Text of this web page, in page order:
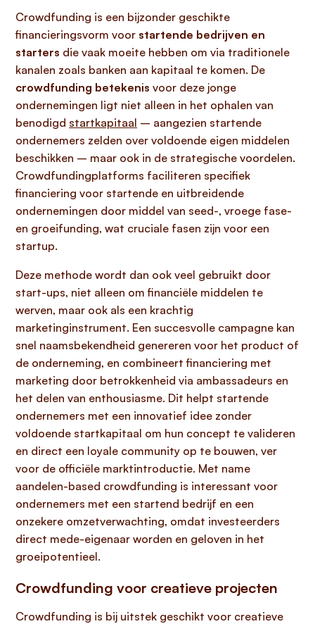
Crowdfunding is een bijzonder geschikte
financieringsvorm voor startende bedrijven en
starters die vaak moeite hebben om via traditionele
kanalen zoals banken aan kapitaal te komen. De
crowdfunding betekenis voor deze jonge
ondernemingen ligt niet alleen in het ophalen van
benodigd startkapitaal – aangezien startende
ondernemers zelden over voldoende eigen middelen
beschikken – maar ook in de strategische voordelen.
Crowdfundingplatforms faciliteren specifiek
financiering voor startende en uitbreidende
ondernemingen door middel van seed-, vroege fase-
en groeifunding, wat cruciale fasen zijn voor een
startup.
Deze methode wordt dan ook veel gebruikt door
start-ups, niet alleen om financiële middelen te
werven, maar ook als een krachtig
marketinginstrument. Een succesvolle campagne kan
snel naamsbekendheid genereren voor het product of
de onderneming, en combineert financiering met
marketing door betrokkenheid via ambassadeurs en
het delen van enthousiasme. Dit helpt startende
ondernemers met een innovatief idee zonder
voldoende startkapitaal om hun concept te valideren
en direct een loyale community op te bouwen, ver
voor de officiële marktintroductie. Met name
aandelen-based crowdfunding is interessant voor
ondernemers met een startend bedrijf en een
onzekere omzetverwachting, omdat investeerders
direct mede-eigenaar worden en geloven in het
groeipotentieel.
Crowdfunding voor creatieve projecten
Crowdfunding is bij uitstek geschikt voor creatieve